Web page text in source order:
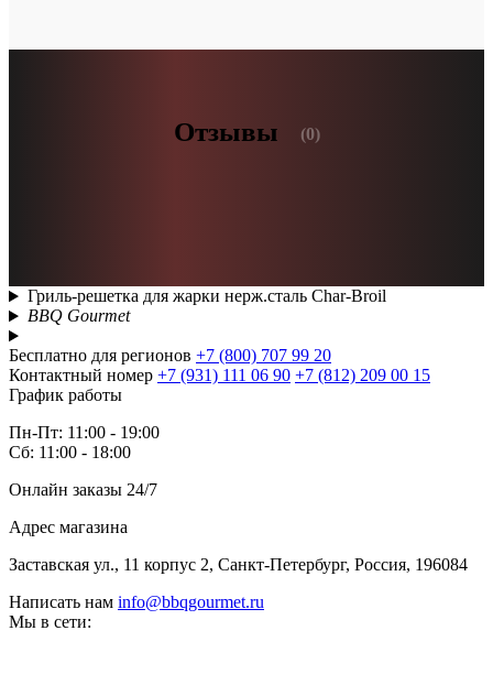
Отзывы (0)
Гриль-решетка для жарки нерж.сталь Char-Broil
BBQ Gourmet
Бесплатно для регионов +7 (800) 707 99 20
Контактный номер +7 (931) 111 06 90 +7 (812) 209 00 15
График работы
Пн-Пт: 11:00 - 19:00
Сб: 11:00 - 18:00
Онлайн заказы 24/7
Адрес магазина
Заставская ул., 11 корпус 2, Санкт-Петербург, Россия, 196084
Написать нам info@bbqgourmet.ru
Мы в сети: